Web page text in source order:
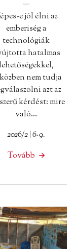
e jól élni az
emberiség a
technológiák
hatalmas
lehetőségekkel,
nem tudja
azt az
kérdést: mire
való…
2026/2 | 6-9.
Tovább